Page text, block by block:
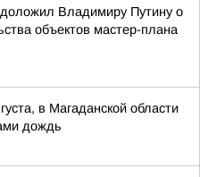
Владимиру Путину о
объектов мастер-плана
в Магаданской области
дождь